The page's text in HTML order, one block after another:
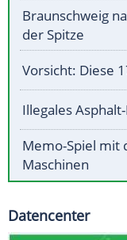
Braunschweig
der Spitze
Vorsicht: Diese
Illegales
Memo-Spiel mit
Maschinen
Datencenter